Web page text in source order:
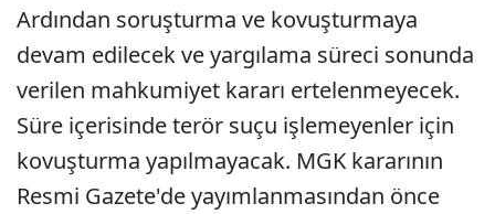
Ardından soruşturma ve kovuşturmaya
devam edilecek ve yargılama süreci sonunda
verilen mahkumiyet kararı ertelenmeyecek.
Süre içerisinde terör suçu işlemeyenler için
kovuşturma yapılmayacak. MGK kararının
Resmi Gazete'de yayımlanmasından önce